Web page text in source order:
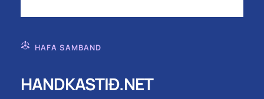
HAFA SAMBAND
HANDKASTIÐ.NET